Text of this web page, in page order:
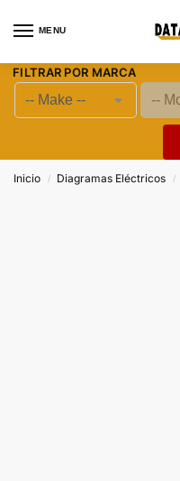
MENU
FILTRAR POR MARCA
Inicio / Diagramas Eléctricos /